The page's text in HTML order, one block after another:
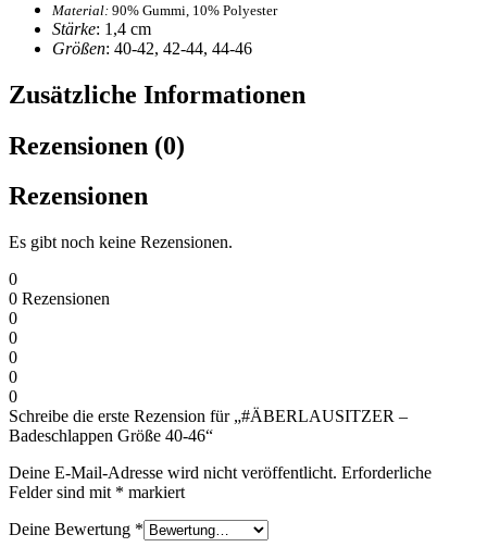
Material: 90% Gummi, 10% Polyester
Stärke: 1,4 cm
Größen: 40-42, 42-44, 44-46
Zusätzliche Informationen
Rezensionen (0)
Rezensionen
Es gibt noch keine Rezensionen.
0
0 Rezensionen
0
0
0
0
0
Schreibe die erste Rezension für „#ÄBERLAUSITZER –
Badeschlappen Größe 40-46“
Deine E-Mail-Adresse wird nicht veröffentlicht. Erforderliche
Felder sind mit * markiert
Deine Bewertung *